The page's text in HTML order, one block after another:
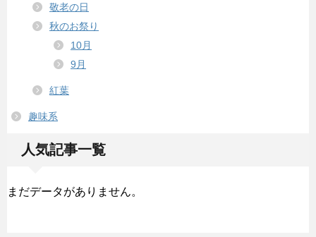
敬老の日
秋のお祭り
10月
9月
紅葉
趣味系
人気記事一覧
まだデータがありません。